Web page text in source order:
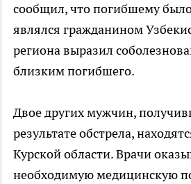
сообщил, что погибшему
являлся гражданином
региона выразил
близким погибшего.
Двое других мужчин,
результате обстрела,
Курской области. Врачи
необходимую медицинскую